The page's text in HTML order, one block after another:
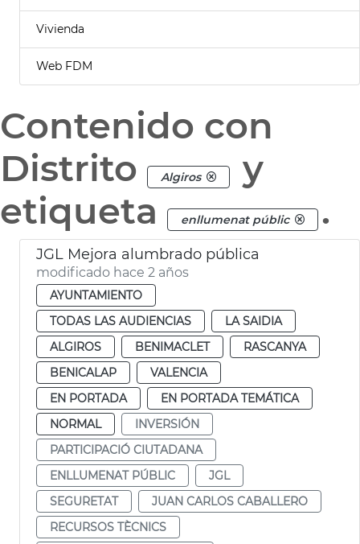
Vivienda
Web FDM
Contenido con
Distrito
Algiros
y
etiqueta
enllumenat públic .
JGL Mejora alumbrado pública
modificado hace 2 años
AYUNTAMIENTO
TODAS LAS AUDIENCIAS
LA SAIDIA
ALGIROS
BENIMACLET
RASCANYA
BENICALAP
VALENCIA
EN PORTADA
EN PORTADA TEMÁTICA
NORMAL
INVERSIÓN
PARTICIPACIÓ CIUTADANA
ENLLUMENAT PÚBLIC
JGL
SEGURETAT
JUAN CARLOS CABALLERO
RECURSOS TÈCNICS